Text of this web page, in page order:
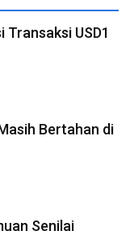
USD1
Bertahan di
Senilai